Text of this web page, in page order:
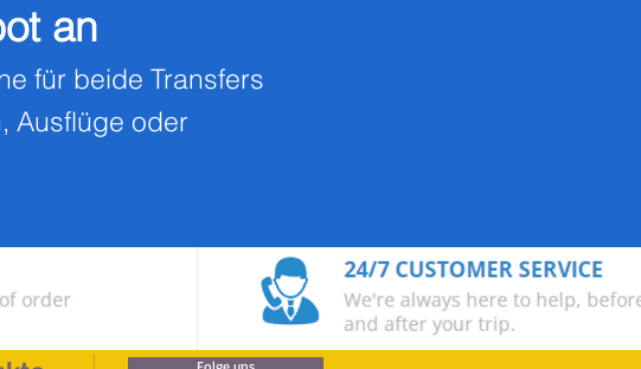
an
für beide Transfers
Ausflüge oder